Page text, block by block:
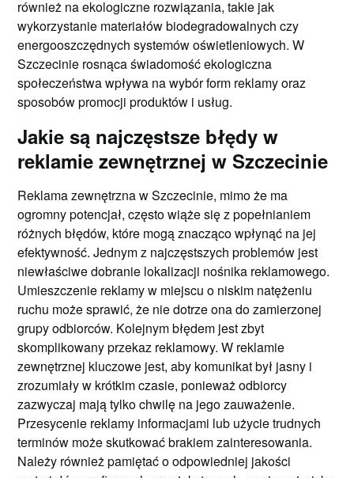
również na ekologiczne rozwiązania, takie jak
wykorzystanie materiałów biodegradowalnych czy
energooszczędnych systemów oświetleniowych. W
Szczecinie rosnąca świadomość ekologiczna
społeczeństwa wpływa na wybór form reklamy oraz
sposobów promocji produktów i usług.
Jakie są najczęstsze błędy w
reklamie zewnętrznej w Szczecinie
Reklama zewnętrzna w Szczecinie, mimo że ma
ogromny potencjał, często wiąże się z popełnianiem
różnych błędów, które mogą znacząco wpłynąć na jej
efektywność. Jednym z najczęstszych problemów jest
niewłaściwe dobranie lokalizacji nośnika reklamowego.
Umieszczenie reklamy w miejscu o niskim natężeniu
ruchu może sprawić, że nie dotrze ona do zamierzonej
grupy odbiorców. Kolejnym błędem jest zbyt
skomplikowany przekaz reklamowy. W reklamie
zewnętrznej kluczowe jest, aby komunikat był jasny i
zrozumiały w krótkim czasie, ponieważ odbiorcy
zazwyczaj mają tylko chwilę na jego zauważenie.
Przesycenie reklamy informacjami lub użycie trudnych
terminów może skutkować brakiem zainteresowania.
Należy również pamiętać o odpowiedniej jakości